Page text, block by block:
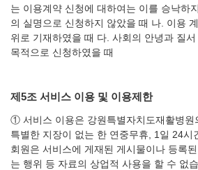
는 이용계약 신청에 대하여는 이를 승낙하
의 실명으로 신청하지 않았을 때 나. 이용
위로 기재하였을 때 다. 사회의 안녕과 질
목적으로 신청하였을 때
제5조 서비스 이용 및 이용제한
① 서비스 이용은 강원특별자치도재활병원
특별한 지장이 없는 한 연중무휴, 1일 24시
회원은 서비스에 게재된 게시물이나 등록
는 행위 등 자료의 상업적 사용을 할 수 없